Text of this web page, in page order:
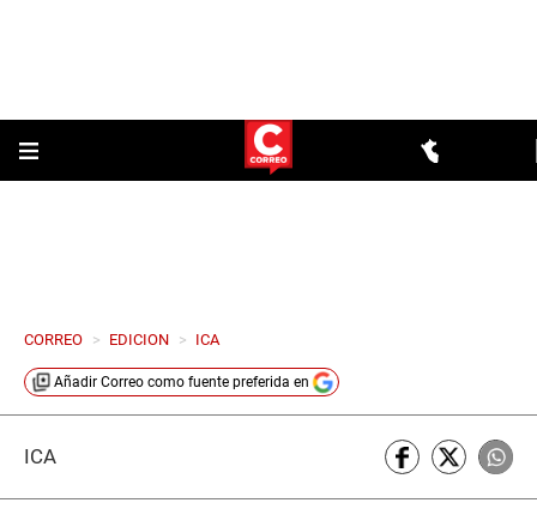
CORREO > EDICION > ICA
Añadir Correo como fuente preferida en
ICA